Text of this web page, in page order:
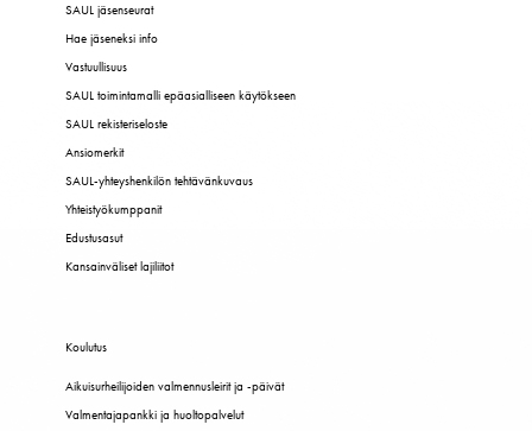
SAUL jäsenseurat
Hae jäseneksi info
Vastuullisuus
SAUL toimintamalli epäasialliseen käytökseen
SAUL rekisteriseloste
Ansiomerkit
SAUL-yhteyshenkilön tehtävänkuvaus
Yhteistyökumppanit
Edustusasut
Kansainväliset lajiliitot
Koulutus
Aikuisurheilijoiden valmennusleirit ja -päivät
Valmentajapankki ja huoltopalvelut